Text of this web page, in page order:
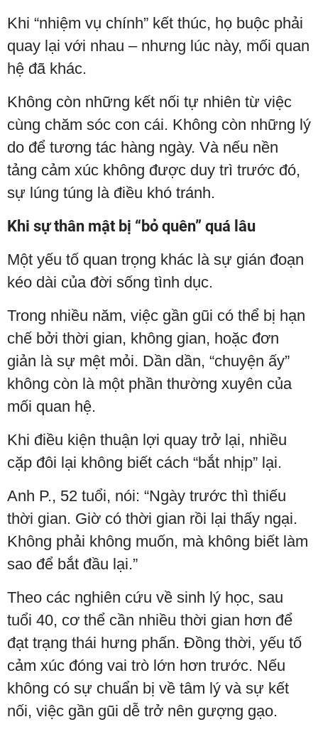
Khi “nhiệm vụ chính” kết thúc, họ buộc phải
quay lại với nhau – nhưng lúc này, mối quan
hệ đã khác.
Không còn những kết nối tự nhiên từ việc
cùng chăm sóc con cái. Không còn những lý
do để tương tác hàng ngày. Và nếu nền
tảng cảm xúc không được duy trì trước đó,
sự lúng túng là điều khó tránh.
Khi sự thân mật bị “bỏ quên” quá lâu
Một yếu tố quan trọng khác là sự gián đoạn
kéo dài của đời sống tình dục.
Trong nhiều năm, việc gần gũi có thể bị hạn
chế bởi thời gian, không gian, hoặc đơn
giản là sự mệt mỏi. Dần dần, “chuyện ấy”
không còn là một phần thường xuyên của
mối quan hệ.
Khi điều kiện thuận lợi quay trở lại, nhiều
cặp đôi lại không biết cách “bắt nhịp” lại.
Anh P., 52 tuổi, nói: “Ngày trước thì thiếu
thời gian. Giờ có thời gian rồi lại thấy ngại.
Không phải không muốn, mà không biết làm
sao để bắt đầu lại.”
Theo các nghiên cứu về sinh lý học, sau
tuổi 40, cơ thể cần nhiều thời gian hơn để
đạt trạng thái hưng phấn. Đồng thời, yếu tố
cảm xúc đóng vai trò lớn hơn trước. Nếu
không có sự chuẩn bị về tâm lý và sự kết
nối, việc gần gũi dễ trở nên gượng gạo.